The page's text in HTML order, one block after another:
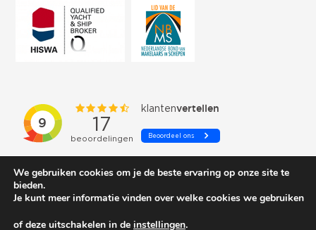
We gebruiken cookies om je de beste ervaring op onze site te
bieden.
Je kunt meer informatie vinden over welke cookies we gebruiken
of deze uitschakelen in de instellingen.